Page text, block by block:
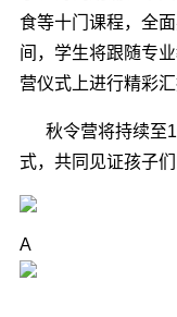
食等十门课程，全
间 ，学生将跟随专
营仪式上进行精彩
秋令营将持续至
式，共同见证孩子
A